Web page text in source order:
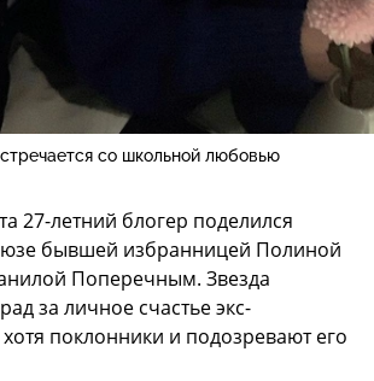
со школьной любовью
27-летний блогер поделился
бывшей избранницей Полиной
Поперечным. Звезда
за личное счастье экс-
поклонники и подозревают его